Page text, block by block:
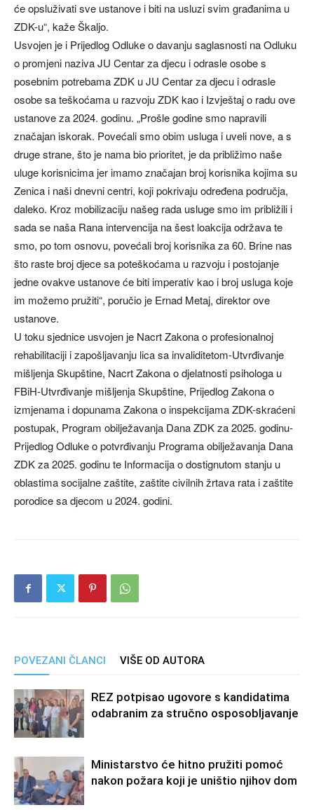
će opsluživati sve ustanove i biti na usluzi svim građanima u
ZDK-u“, kaže Škaljo.
Usvojen je i Prijedlog Odluke o davanju saglasnosti na Odluku
o promjeni naziva JU Centar za djecu i odrasle osobe s
posebnim potrebama ZDK u JU Centar za djecu i odrasle
osobe sa teškoćama u razvoju ZDK kao i Izvještaj o radu ove
ustanove za 2024. godinu. „Prošle godine smo napravili
značajan iskorak. Povećali smo obim usluga i uveli nove, a s
druge strane, što je nama bio prioritet, je da približimo naše
uluge korisnicima jer imamo značajan broj korisnika kojima su
Zenica i naši dnevni centri, koji pokrivaju određena područja,
daleko. Kroz mobilizaciju našeg rada usluge smo im približili i
sada se naša Rana intervencija na šest loakcija održava te
smo, po tom osnovu, povećali broj korisnika za 60. Brine nas
što raste broj djece sa poteškoćama u razvoju i postojanje
jedne ovakve ustanove će biti imperativ kao i broj usluga koje
im možemo pružiti“, poručio je Ernad Metaj, direktor ove
ustanove.
U toku sjednice usvojen je Nacrt Zakona o profesionalnoj
rehabilitaciji i zapošljavanju lica sa invaliditetom-Utvrđivanje
mišljenja Skupštine, Nacrt Zakona o djelatnosti psihologa u
FBiH-Utvrđivanje mišljenja Skupštine, Prijedlog Zakona o
izmjenama i dopunama Zakona o inspekcijama ZDK-skraćeni
postupak, Program obilježavanja Dana ZDK za 2025. godinu-
Prijedlog Odluke o potvrđivanju Programa obilježavanja Dana
ZDK za 2025. godinu te Informacija o dostignutom stanju u
oblastima socijalne zaštite, zaštite civilnih žrtava rata i zaštite
porodice sa djecom u 2024. godini.
POVEZANI ČLANCI VIŠE OD AUTORA
REZ potpisao ugovore s kandidatima
odabranim za stručno osposobljavanje
Ministarstvo će hitno pružiti pomoć
nakon požara koji je uništio njihov dom